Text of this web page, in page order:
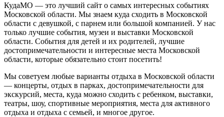
КудаМО — это лучший сайт о самых интересных событиях
Московской области. Мы знаем куда сходить в Московской
области с девушкой, с парнем или большой компанией. У нас
только лучшие события, музеи и выставки Московской
области. События для детей и их родителей, лучшие
достопримечательности и интересные места Московской
области, которые обязательно стоит посетить!
Мы советуем любые варианты отдыха в Московской области
— концерты, отдых в парках, достопримечательности для
экскурсий, места, куда можно сходить с ребенком, выставки,
театры, шоу, спортивные мероприятия, места для активного
отдыха и отдыха с семьей, и многое другое.